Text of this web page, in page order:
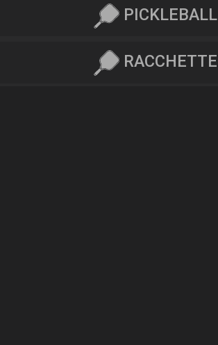
PICKLEBALL
RACCHETTE